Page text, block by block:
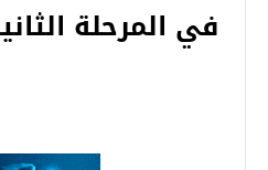
في المرحلة